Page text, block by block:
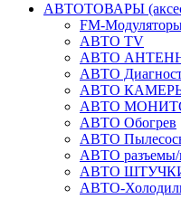
АВТОТОВАРЫ
FM-
АВТО TV
АВТО
АВТО
АВТО
АВТО
АВТО Обогрев
АВТО
АВТО разъемы/
АВТО
АВТО-